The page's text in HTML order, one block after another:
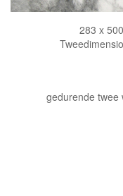
283 x
gedurende twee